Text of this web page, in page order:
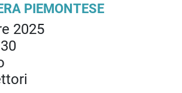
PIEMONTESE
2025